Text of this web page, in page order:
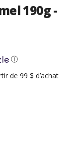
190g -
ⓘ
de 99 $ d’achat